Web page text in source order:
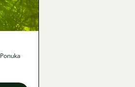
Ponuka